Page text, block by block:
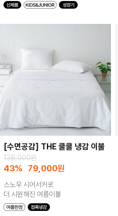
[수면공감] THE 쿨쿨 냉감 이불
138,000원
43% 79,000원
스노우 시어서커로
더 시원해진 여름이불